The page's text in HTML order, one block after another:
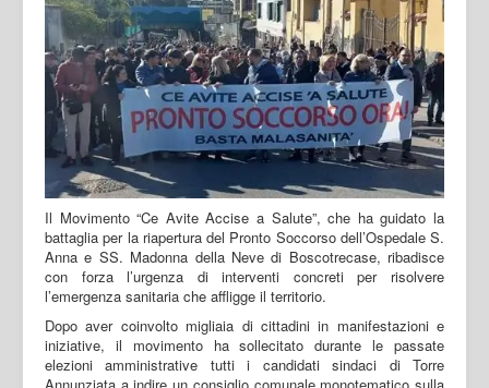
Il Movimento “Ce Avite Accise a Salute”, che ha guidato la
battaglia per la riapertura del Pronto Soccorso dell’Ospedale S.
Anna e SS. Madonna della Neve di Boscotrecase, ribadisce
con forza l’urgenza di interventi concreti per risolvere
l’emergenza sanitaria che affligge il territorio.
Dopo aver coinvolto migliaia di cittadini in manifestazioni e
iniziative, il movimento ha sollecitato durante le passate
elezioni amministrative tutti i candidati sindaci di Torre
Annunziata a indire un consiglio comunale monotematico sulla